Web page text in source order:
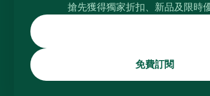
搶先獲得獨家折扣、新品及限時
免費訂閱